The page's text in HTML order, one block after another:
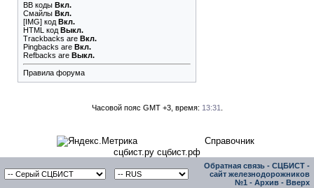
BB коды Вкл.
Смайлы Вкл.
[IMG] код Вкл.
HTML код Выкл.
Trackbacks are Вкл.
Pingbacks are Вкл.
Refbacks are Выкл.
Правила форума
Часовой пояс GMT +3, время: 13:31
Справочник
сцбист.ру сцбист.рф
Обратная связь - СЦБИСТ -
сайт железнодорожников
№1 - Архив - Вверх